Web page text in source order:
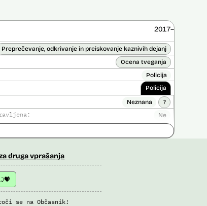
2017–
Preprečevanje, odkrivanje in preiskovanje kaznivih dejanj
Ocena tveganja
Policija
Policija
Neznana ?
Ne
druga vprašanja
se na Občasnik!